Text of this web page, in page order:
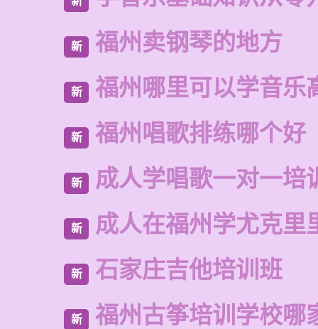
新 福州卖钢琴的地方
新 福州哪里可以学音乐
新 福州唱歌排练哪个好
新 成人学唱歌一对一培
新 成人在福州学尤克里
新 石家庄吉他培训班
新 福州古筝培训学校哪